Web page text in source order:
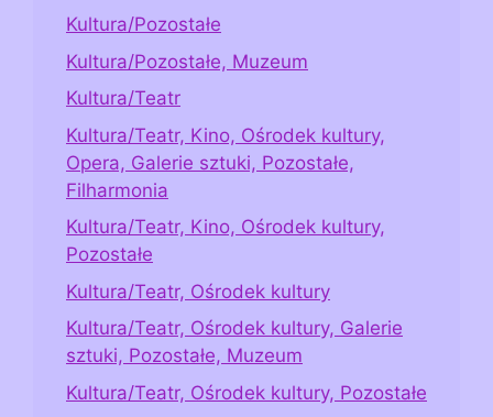
Kultura/Pozostałe
Kultura/Pozostałe, Muzeum
Kultura/Teatr
Kultura/Teatr, Kino, Ośrodek kultury,
Opera, Galerie sztuki, Pozostałe,
Filharmonia
Kultura/Teatr, Kino, Ośrodek kultury,
Pozostałe
Kultura/Teatr, Ośrodek kultury
Kultura/Teatr, Ośrodek kultury, Galerie
sztuki, Pozostałe, Muzeum
Kultura/Teatr, Ośrodek kultury, Pozostałe